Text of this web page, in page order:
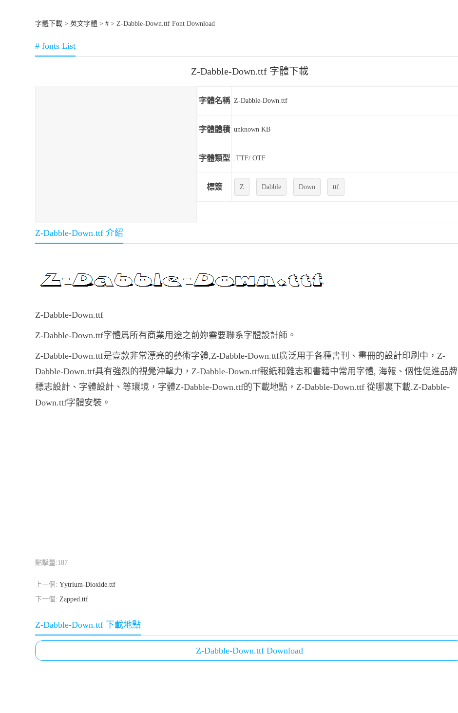
字體下載 > 英文字體 > # > Z-Dabble-Down.ttf Font Download
# fonts List
Z-Dabble-Down.ttf 字體下載
字體名稱 Z-Dabble-Down.ttf
字體體積 unknown KB
字體類型 .TTF/.OTF
標簽 Z Dabble Down ttf
Z-Dabble-Down.ttf 介紹
Z-Dabble-Down.ttf
Z-Dabble-Down.ttf字體爲所有商業用途之前妳需要聯系字體設計師。
Z-Dabble-Down.ttf是壹款非常漂亮的藝術字體,Z-Dabble-Down.ttf廣泛用于各種書刊、畫冊的設計印刷中，Z-
Dabble-Down.ttf具有強烈的視覺沖擊力，Z-Dabble-Down.ttf報紙和雜志和書籍中常用字體, 海報、個性促進品牌
標志設計、字體設計、等環境，字體Z-Dabble-Down.ttf的下載地點，Z-Dabble-Down.ttf 從哪裏下載.Z-Dabble-
Down.ttf字體安裝。
點擊量:187
上一個: Yytrium-Dioxide.ttf
下一個: Zapped.ttf
Z-Dabble-Down.ttf 下載地點
Z-Dabble-Down.ttf Download